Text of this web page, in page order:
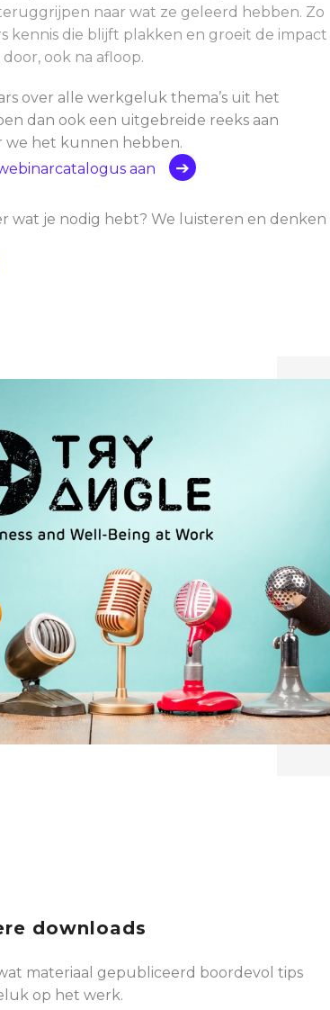
naar wat ze geleerd hebben. Zo
kennis die blijft plakken en groeit de impact
ook na afloop.
over alle werkgeluk thema’s uit het
dan ook een uitgebreide reeks aan
we het kunnen hebben.
aan
wat je nodig hebt? We luisteren en denken
downloads
materiaal gepubliceerd boordevol tips
op het werk.